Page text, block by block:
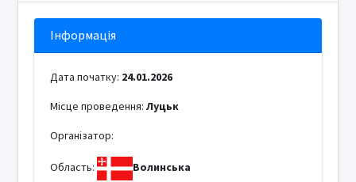
Інформація
Дата початку: 24.01.2026
Місце проведення: Луцьк
Організатор:
Область: Волинська